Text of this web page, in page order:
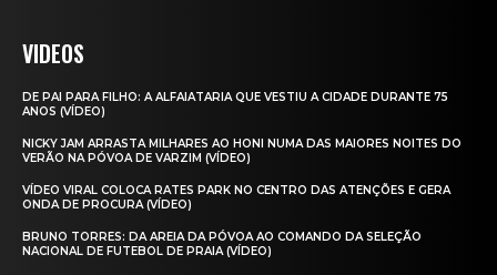
VIDEOS
DE PAI PARA FILHO: A ALFAIATARIA QUE VESTIU A CIDADE DURANTE 75
ANOS (VÍDEO)
NICKY JAM ARRASTA MILHARES AO HONI NUMA DAS MAIORES NOITES DO
VERÃO NA PÓVOA DE VARZIM (VÍDEO)
VÍDEO VIRAL COLOCA RATES PARK NO CENTRO DAS ATENÇÕES E GERA
ONDA DE PROCURA (VÍDEO)
BRUNO TORRES: DA AREIA DA PÓVOA AO COMANDO DA SELEÇÃO
NACIONAL DE FUTEBOL DE PRAIA (VÍDEO)